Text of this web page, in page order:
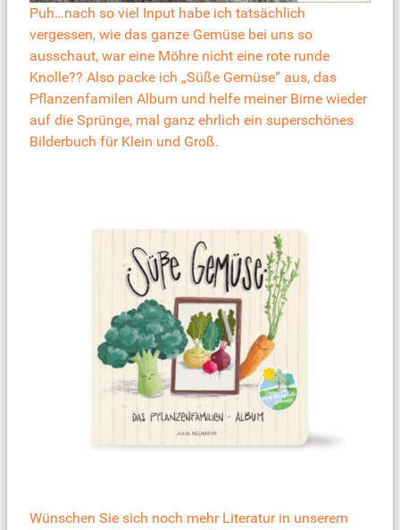
Puh…nach so viel Input habe ich tatsächlich
vergessen, wie das ganze Gemüse bei uns so
ausschaut, war eine Möhre nicht eine rote runde
Knolle?? Also packe ich „Süße Gemüse“ aus, das
Pflanzenfamilen Album und helfe meiner Birne wieder
auf die Sprünge, mal ganz ehrlich ein superschönes
Bilderbuch für Klein und Groß.
Wünschen Sie sich noch mehr Literatur in unserem